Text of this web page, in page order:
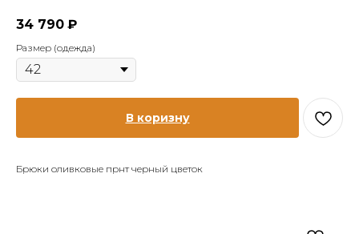
34 790 ₽
Размер (одежда)
В коризну
Брюки оливковые прнт черный цветок